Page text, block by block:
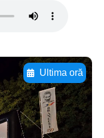
Ultima oră
pentru